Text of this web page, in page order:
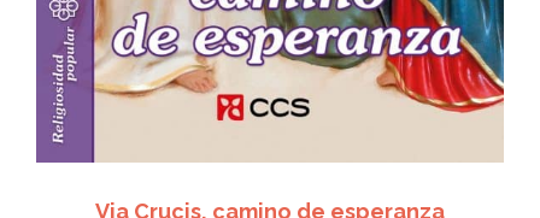
Via Crucis, camino de esperanza